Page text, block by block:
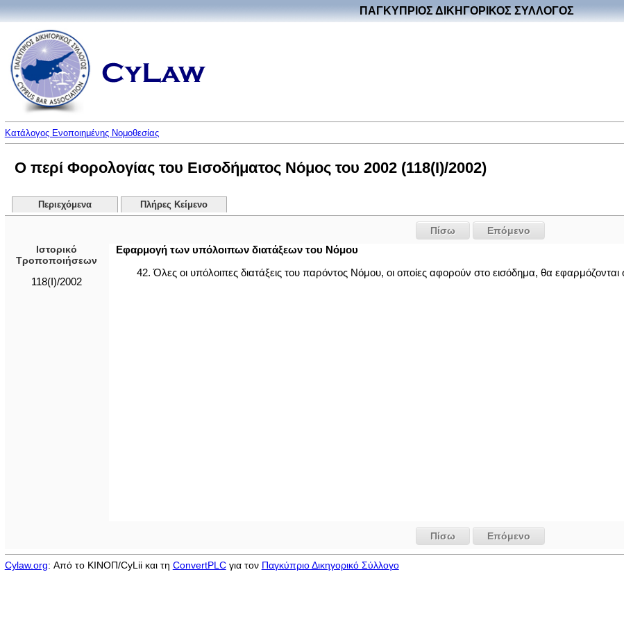
ΠΑΓΚΥΠΡΙΟΣ ΔΙΚΗΓΟΡΙΚΟΣ ΣΥΛΛΟΓΟΣ
Κατάλογος Ενοποιημένης Νομοθεσίας
Ο περί Φορολογίας του Εισοδήματος Νόμος του 2002 (118(I)/2002)
Περιεχόμενα Πλήρες Κείμενο
Πίσω
Επόμενο
Ιστορικό
Τροποποιήσεων
118(I)/2002
Εφαρμογή των υπόλοιπων διατάξεων του Νόμου
42. Όλες οι υπόλοιπες διατάξεις του παρόντος Νόμου, οι οποίες αφορούν στο εισόδημα, θα
Πίσω Επόμενο
Cylaw.org: Από το ΚΙΝOΠ/CyLii και τη ConvertPLCγια τον Παγκύπριο Δικηγορικό Σύλλογο